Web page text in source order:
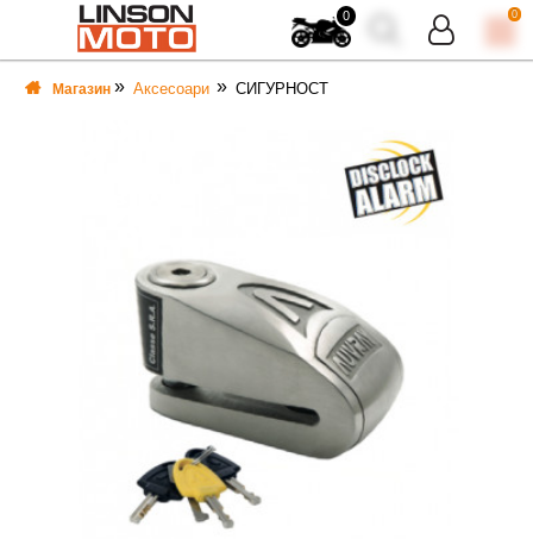
0 0
Магазин Аксесоари СИГУРНОСТ